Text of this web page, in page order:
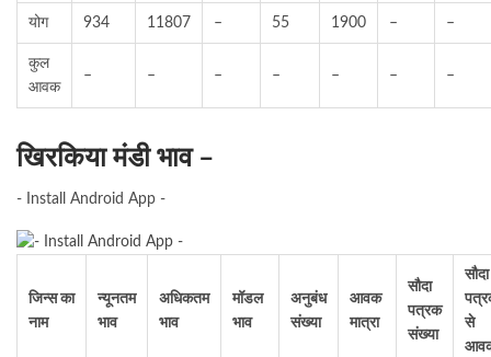
योग 934 11807 – 55 1900 – –
कुल
आवक
– – – – – – –
खिरकिया मंडी भाव –
- Install Android App -
जिन्स का
नाम
न्यूनतम
भाव
अधिकतम
भाव
मॉडल
भाव
अनुबंध
संख्या
आवक
मात्रा
सौदा
पत्रक
संख्या
सौदा
से